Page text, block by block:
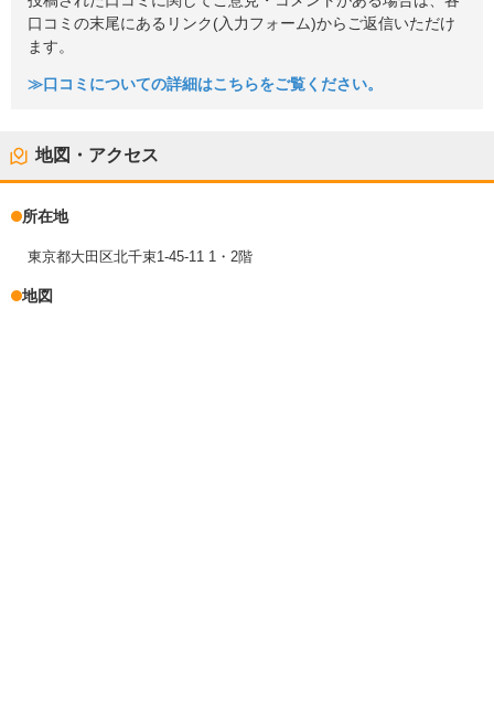
口コミの末尾にあるリンク(入力フォーム)からご返信いただけ
ます。
≫口コミについての詳細はこちらをご覧ください。
地図・アクセス
所在地
東京都大田区北千束1-45-11 1・2階
地図